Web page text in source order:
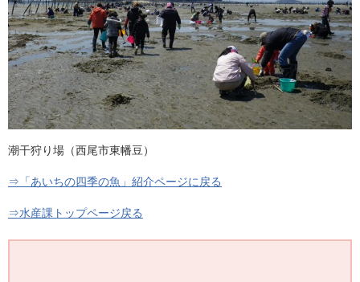
潮干狩り場（西尾市東幡豆）
⇒「あいちの四季の魚」紹介ページに戻る
⇒水産課トップページ戻る